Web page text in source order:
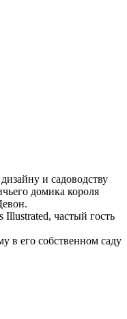
и садоводству
домика короля
частый гость
в его собственном саду